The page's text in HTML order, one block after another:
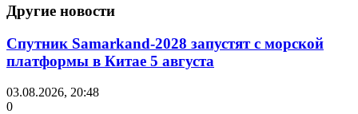
Другие новости
Спутник Samarkand-2028 запустят с морской
платформы в Китае 5 августа
03.08.2026, 20:48
0